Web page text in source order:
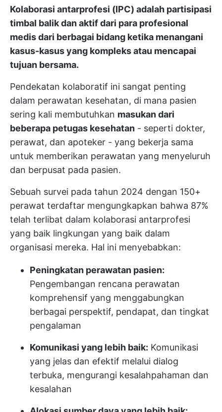
Kolaborasi antarprofesi (IPC) adalah partisipasi
timbal balik dan aktif dari para profesional
medis dari berbagai bidang ketika menangani
kasus-kasus yang kompleks atau mencapai
tujuan bersama.
Pendekatan kolaboratif ini sangat penting
dalam perawatan kesehatan, di mana pasien
sering kali membutuhkan masukan dari
beberapa petugas kesehatan - seperti dokter,
perawat, dan apoteker - yang bekerja sama
untuk memberikan perawatan yang menyeluruh
dan berpusat pada pasien.
Sebuah survei pada tahun 2024 dengan 150+
perawat terdaftar mengungkapkan bahwa 87%
telah terlibat dalam kolaborasi antarprofesi
yang baik lingkungan yang baik dalam
organisasi mereka. Hal ini menyebabkan:
Peningkatan perawatan pasien:
Pengembangan rencana perawatan
komprehensif yang menggabungkan
berbagai perspektif, pendapat, dan tingkat
pengalaman
Komunikasi yang lebih baik: Komunikasi
yang jelas dan efektif melalui dialog
terbuka, mengurangi kesalahpahaman dan
kesalahan